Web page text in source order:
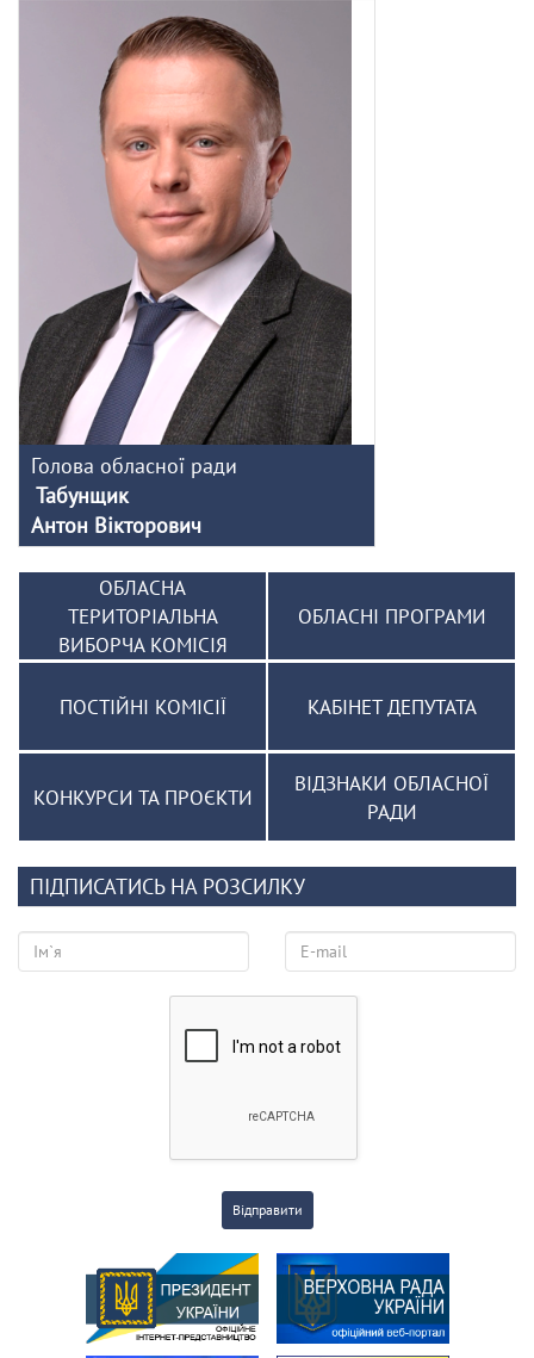
Голова обласної ради
Табунщик
Антон Вікторович
ОБЛАСНА
ТЕРИТОРІАЛЬНА
ВИБОРЧА КОМІСІЯ
ОБЛАСНІ ПРОГРАМИ
ПОСТІЙНІ КОМІСІЇ КАБІНЕТ ДЕПУТАТА
КОНКУРСИ ТА ПРОЄКТИ
ВІДЗНАКИ ОБЛАСНОЇ
РАДИ
ПІДПИСАТИСЬ НА РОЗСИЛКУ
Відправити